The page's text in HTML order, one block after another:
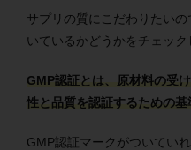
サプリの質にこだわりたい
いているかどうかをチェック
GMP認証とは、原材料の受
性と品質を認証するための基
GMP認証マークがついてい